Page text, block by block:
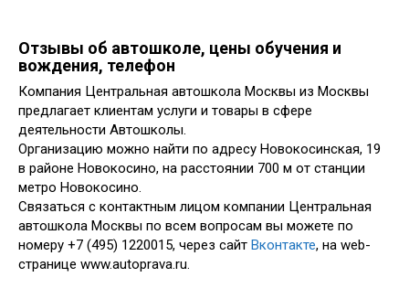
Отзывы об автошколе, цены обучения и
вождения, телефон
Компания Центральная автошкола Москвы из Москвы
предлагает клиентам услуги и товары в сфере
деятельности Автошколы.
Организацию можно найти по адресу Новокосинская, 19
в районе Новокосино, на расстоянии 700 м от станции
метро Новокосино.
Связаться с контактным лицом компании Центральная
автошкола Москвы по всем вопросам вы можете по
номеру +7 (495) 1220015, через сайт Вконтакте, на web-
странице www.autoprava.ru.